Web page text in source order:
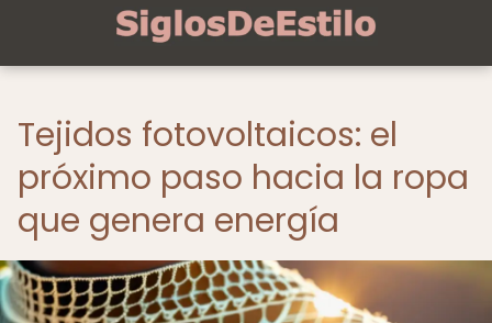
Tejidos fotovoltaicos: el
próximo paso hacia la ropa
que genera energía